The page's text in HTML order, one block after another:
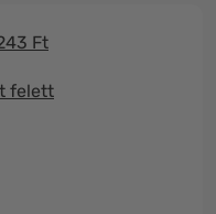
Ft
felett